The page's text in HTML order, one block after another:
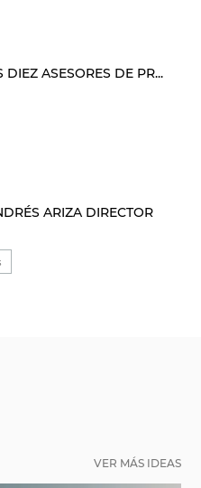
DIEZ ASESORES DE PR...
ARIZA DIRECTOR
VER MÁS IDEAS